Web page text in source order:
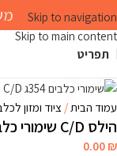
Skip to navigation
Skip to main content
תפריט
עמוד הבית ציוד ומזון
הילס C/D שימורי כלבים 354ג
0.00₪